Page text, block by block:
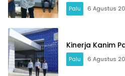
Palu 6 Agustus
Kinerja Kanim
Palu 6 Agustus